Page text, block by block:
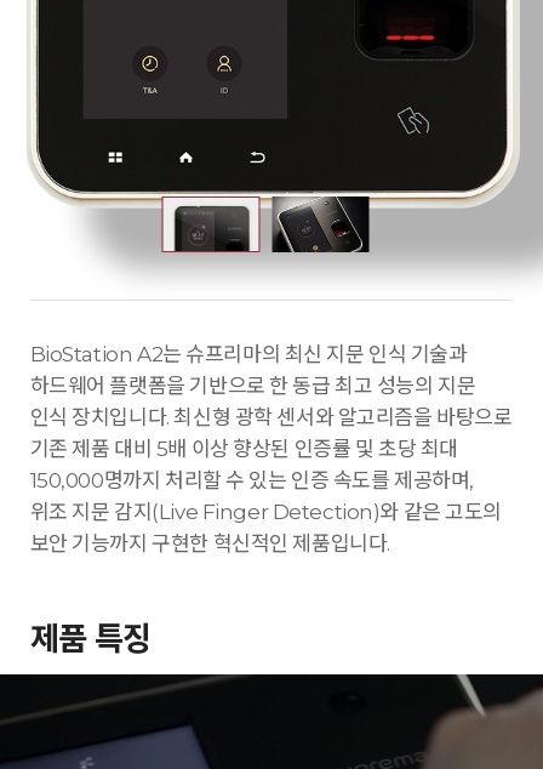
BioStation A2는 슈프리마의 최신 지문 인식 기술과
하드웨어 플랫폼을 기반으로 한 동급 최고 성능의 지문
인식 장치입니다. 최신형 광학 센서와 알고리즘을 바탕으로
기존 제품 대비 5배 이상 향상된 인증률 및 초당 최대
150,000명까지 처리할 수 있는 인증 속도를 제공하며,
위조 지문 감지(Live Finger Detection)와 같은 고도의
보안 기능까지 구현한 혁신적인 제품입니다.
제품 특징